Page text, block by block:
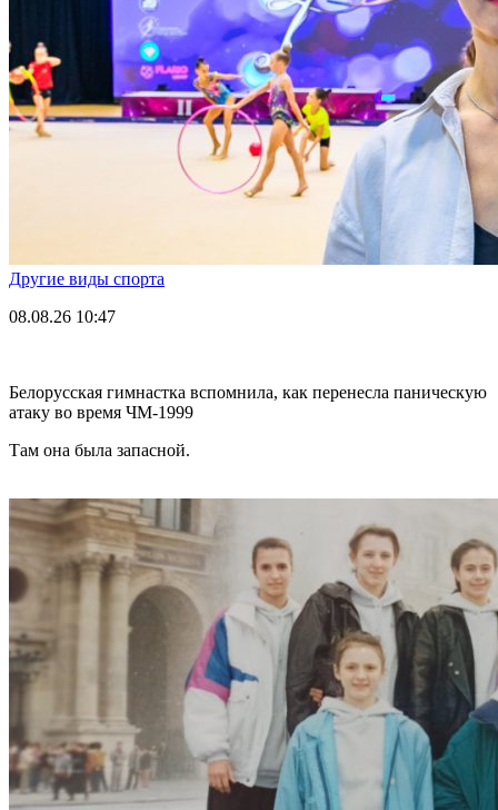
Другие виды спорта
08.08.26 10:47
Белорусская гимнастка вспомнила, как перенесла паническую
атаку во время ЧМ-1999
Там она была запасной.